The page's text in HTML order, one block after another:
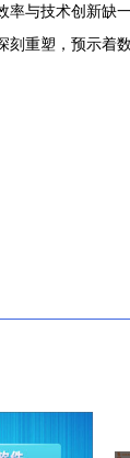
率与技术创新缺
重塑，预示着